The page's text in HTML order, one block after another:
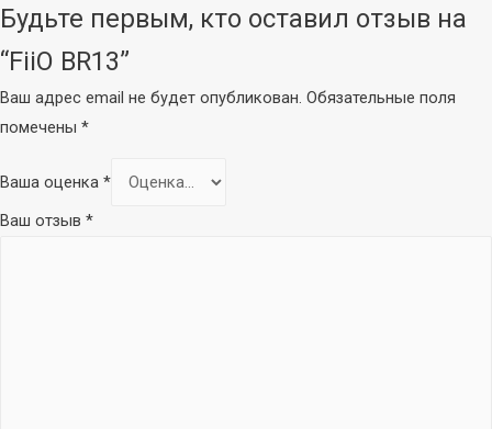
Петличные/с
Гарнитурные
Настольные
Для конференций
Будьте первым, кто оставил отзыв на
“FiiO BR13”
Ваш адрес email не будет опубликован. Обязательные поля
помечены *
Ваша оценка *
Ваш отзыв *